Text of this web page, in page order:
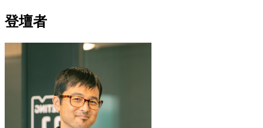
登壇者